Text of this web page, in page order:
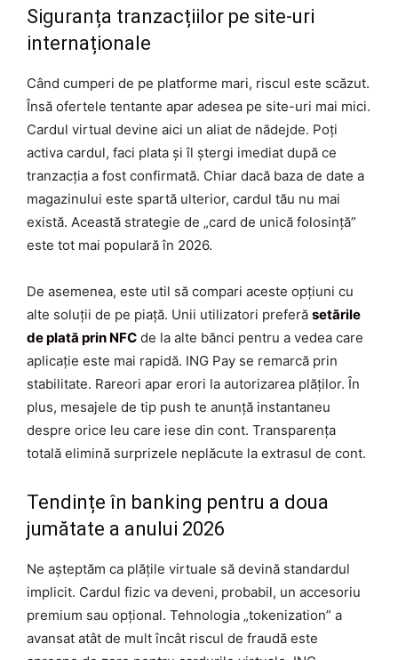
Siguranța tranzacțiilor pe site-uri
internaționale
Când cumperi de pe platforme mari, riscul este scăzut.
Însă ofertele tentante apar adesea pe site-uri mai mici.
Cardul virtual devine aici un aliat de nădejde. Poți
activa cardul, faci plata și îl ștergi imediat după ce
tranzacția a fost confirmată. Chiar dacă baza de date a
magazinului este spartă ulterior, cardul tău nu mai
există. Această strategie de „card de unică folosință”
este tot mai populară în 2026.
De asemenea, este util să compari aceste opțiuni cu
alte soluții de pe piață. Unii utilizatori preferă setările
de plată prin NFC de la alte bănci pentru a vedea care
aplicație este mai rapidă. ING Pay se remarcă prin
stabilitate. Rareori apar erori la autorizarea plăților. În
plus, mesajele de tip push te anunță instantaneu
despre orice leu care iese din cont. Transparența
totală elimină surprizele neplăcute la extrasul de cont.
Tendințe în banking pentru a doua
jumătate a anului 2026
Ne așteptăm ca plățile virtuale să devină standardul
implicit. Cardul fizic va deveni, probabil, un accesoriu
premium sau opțional. Tehnologia „tokenization” a
avansat atât de mult încât riscul de fraudă este